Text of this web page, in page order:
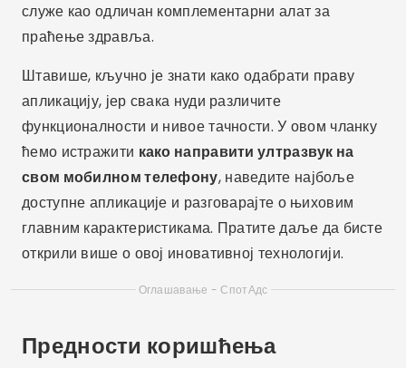
служе као одличан комплементарни алат за
праћење здравља.
Штавише, кључно је знати како одабрати праву
апликацију, јер свака нуди различите
функционалности и нивое тачности. У овом чланку
ћемо истражити како направити ултразвук на
свом мобилном телефону, наведите најбоље
доступне апликације и разговарајте о њиховим
главним карактеристикама. Пратите даље да бисте
открили више о овој иновативној технологији.
Оглашавање - СпотАдс
Предности коришћења